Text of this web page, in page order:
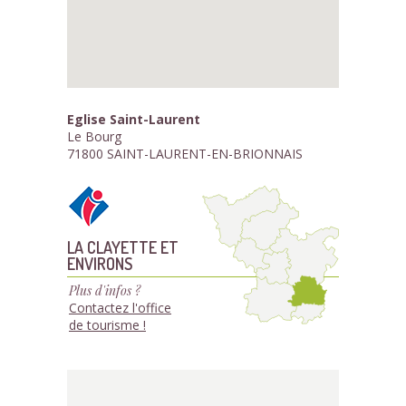
Eglise Saint-Laurent
Le Bourg
71800 SAINT-LAURENT-EN-BRIONNAIS
LA CLAYETTE ET
ENVIRONS
Plus d'infos ?
Contactez l'office
de tourisme !